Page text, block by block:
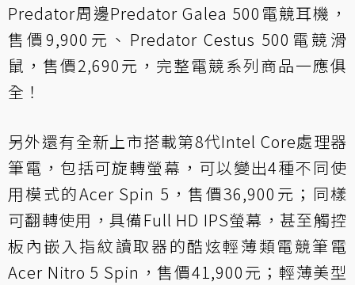
Predator周邊Predator Galea 500電競耳機，
售價9,900元、Predator Cestus 500電競滑
鼠，售價2,690元，完整電競系列商品一應俱
全！
另外還有全新上市搭載第8代Intel Core處理器
筆電，包括可旋轉螢幕，可以變出4種不同使
用模式的Acer Spin 5，售價36,900元；同樣
可翻轉使用，具備Full HD IPS螢幕，甚至觸控
板內嵌入指紋讀取器的酷炫輕薄類電競筆電
Acer Nitro 5 Spin，售價41,900元；輕薄美型